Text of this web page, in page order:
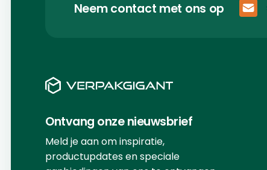
Neem contact met ons op
Ontvang onze nieuwsbrief
Meld je aan om inspiratie,
productupdates en speciale